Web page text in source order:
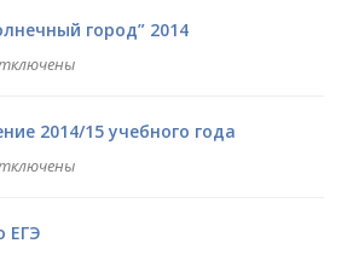
город” 2014
2014/15 учебного года
ЕГЭ